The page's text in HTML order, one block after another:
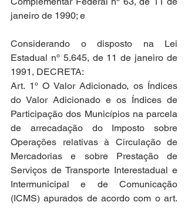
janeiro de 1990; e
Considerando o disposto na Lei
Estadual nº 5.645, de 11 de janeiro de
1991, DECRETA:
Art. 1º O Valor Adicionado, os Índices
do Valor Adicionado e os Índices de
Participação dos Municípios na parcela
de arrecadação do Imposto sobre
Operações relativas à Circulação de
Mercadorias e sobre Prestação de
Serviços de Transporte Interestadual e
Intermunicipal e de Comunicação
(ICMS) apurados de acordo com o art.